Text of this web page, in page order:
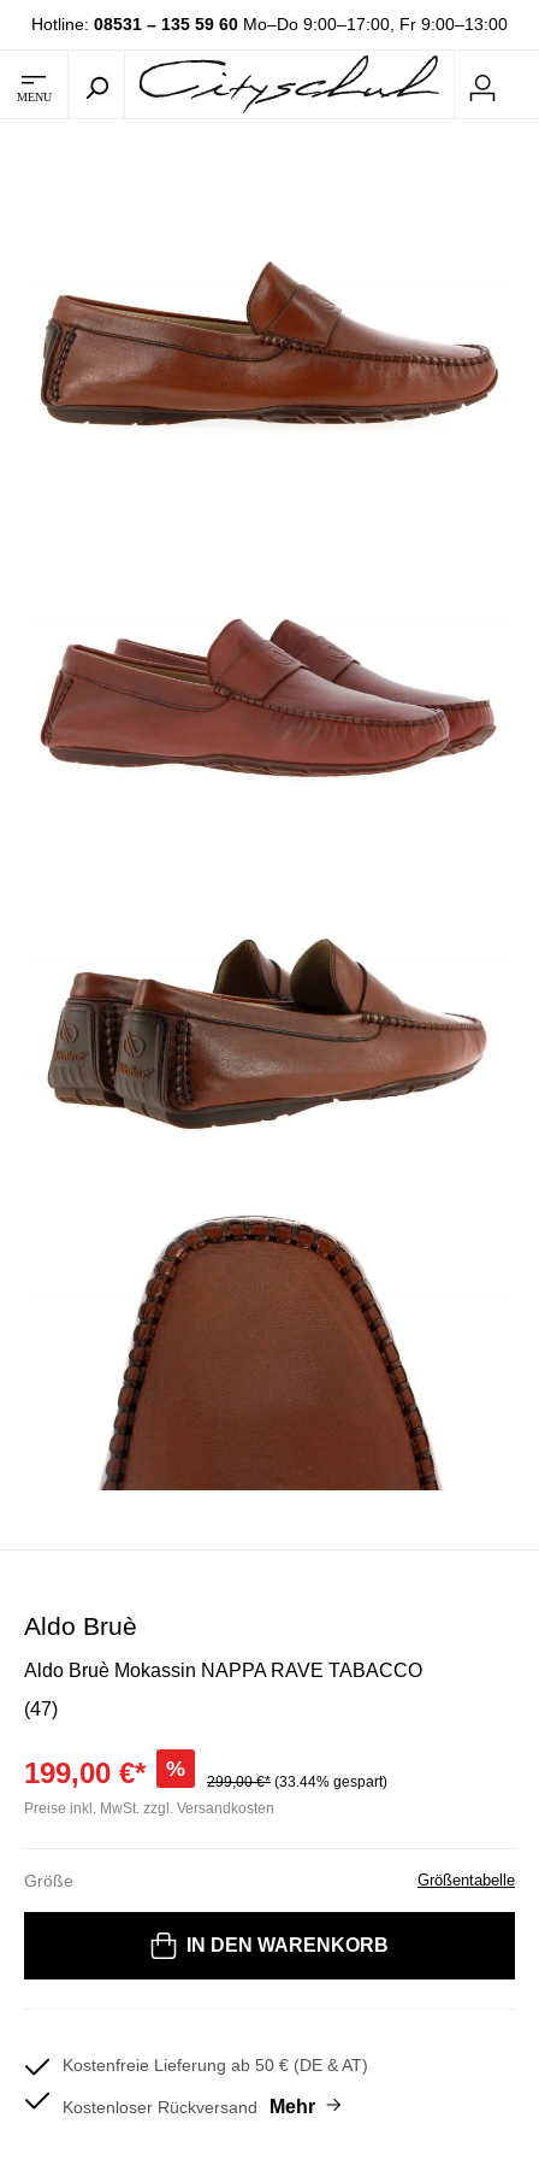
Hotline: 08531 – 135 59 60 Mo–Do 9:00–17:00, Fr 9:00–13:00
MENU
Aldo Bruè
Aldo Bruè Mokassin NAPPA RAVE TABACCO
(47)
199,00 €* %
299,00 €* (33.44% gespart)
Preise inkl. MwSt. zzgl. Versandkosten
Größe Größentabelle
IN DEN WARENKORB
Kostenfreie Lieferung ab 50 € (DE & AT)
Kostenloser Rückversand Mehr